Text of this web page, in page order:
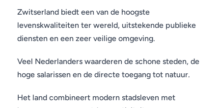
Zwitserland biedt een van de hoogste
levenskwaliteiten ter wereld, uitstekende publieke
diensten en een zeer veilige omgeving.
Veel Nederlanders waarderen de schone steden, de
hoge salarissen en de directe toegang tot natuur.
Het land combineert modern stadsleven met